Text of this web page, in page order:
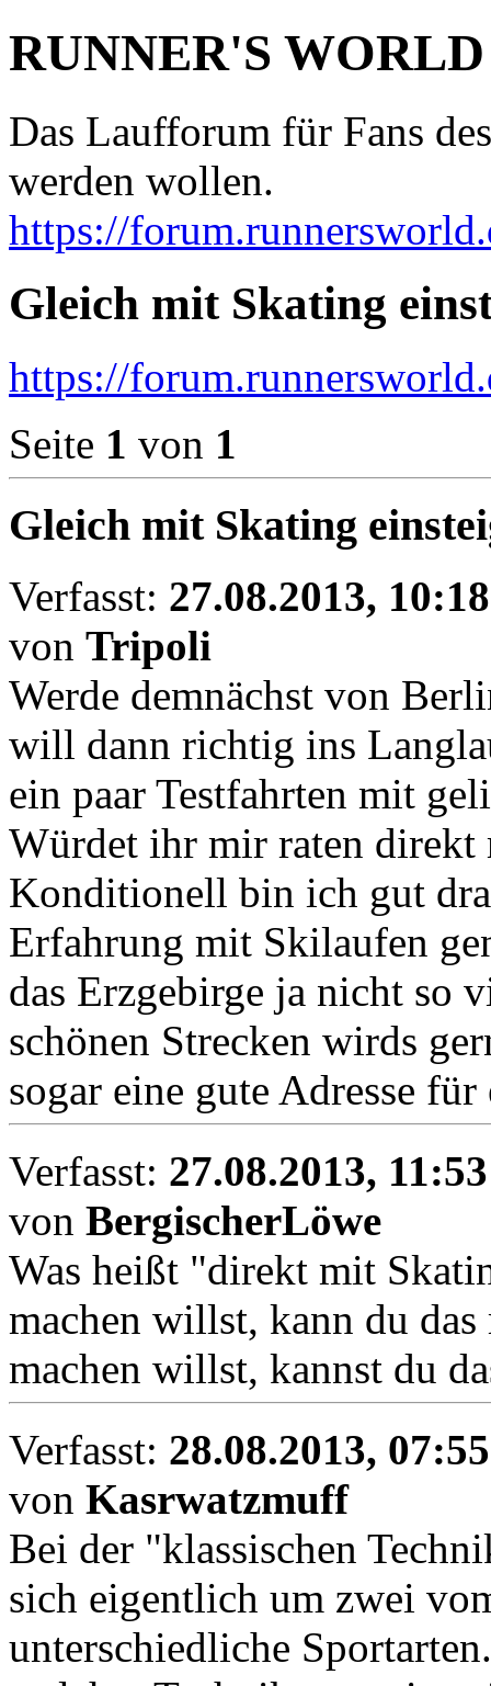
RUNNER'S WORLD
Das Laufforum für Fans
werden wollen.
https://
Gleich mit Skating
https://
Seite 1 von 1
Gleich mit Skating
Verfasst: 27.08.2013, 10:18
von Tripoli
Werde demnächst von
will dann richtig ins
ein paar Testfahrten mit
Würdet ihr mir raten direkt
Konditionell bin ich gut
Erfahrung mit Skilaufen
das Erzgebirge ja nicht so
schönen Strecken wirds
sogar eine gute Adresse
Verfasst: 27.08.2013, 11:53
von BergischerLöwe
Was heißt "direkt mit
machen willst, kann du
machen willst, kannst du
Verfasst: 28.08.2013, 07:55
von Kasrwatzmuff
Bei der "klassischen
sich eigentlich um zwei
unterschiedliche